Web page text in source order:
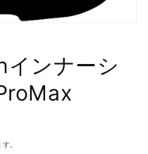
ンナーシ
。